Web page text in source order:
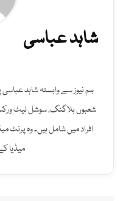
شاہد عباسی
ہم نیوز سے وابستہ شاہد
شعبوں بلاگنگ، سوشل نیٹ
افراد میں شامل ہیں۔ وہ پرنٹ
میڈیا